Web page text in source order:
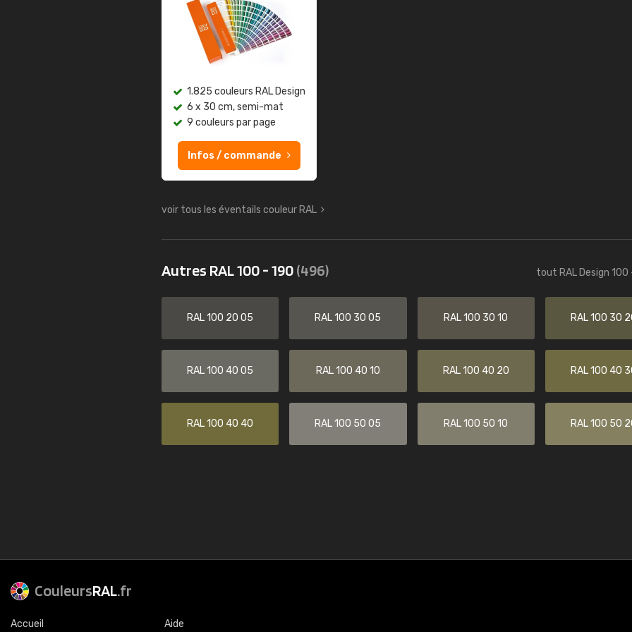
1.825 couleurs RAL Design
6 x 30 cm, semi-mat
9 couleurs par page
Infos / commande
voir tous les éventails couleur RAL
Autres RAL 100 - 190(496) tout RAL Design 100
RAL 100 20 05 RAL 100 30 05 RAL 100 30 10 RAL 100 30
RAL 100 40 05 RAL 100 40 10 RAL 100 40 20 RAL 100 40
RAL 100 40 40 RAL 100 50 05 RAL 100 50 10 RAL 100 50
CouleursRAL.fr
Accueil Aide